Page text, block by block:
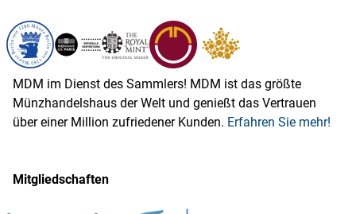
MDM im Dienst des Sammlers! MDM ist das größte
Münzhandelshaus der Welt und genießt das Vertrauen
über einer Million zufriedener Kunden. Erfahren Sie mehr!
Mitgliedschaften